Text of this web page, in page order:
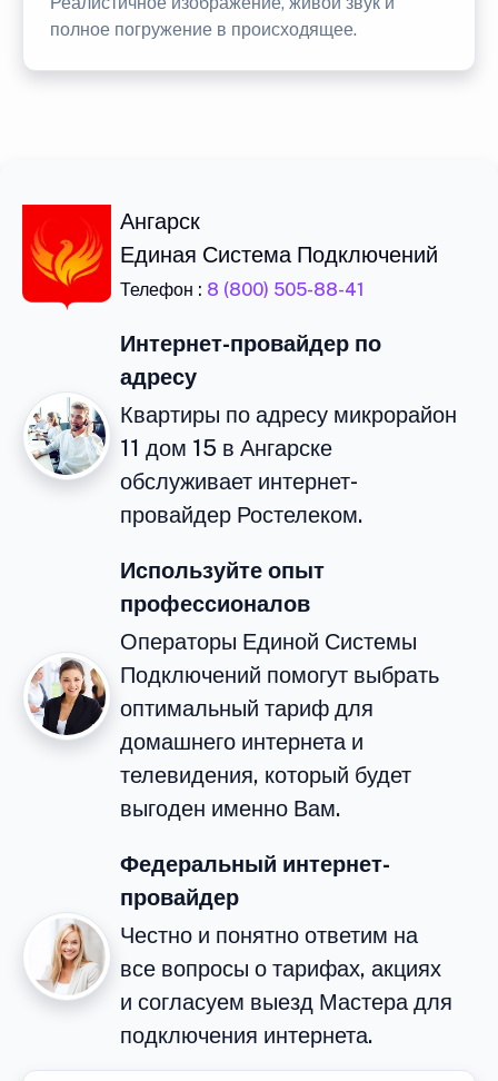
полное погружение в происходящее.
Ангарск
Единая Система Подключений
Телефон : 8 (800) 505-88-41
Интернет-провайдер по
адресу
Квартиры по адресу микрорайон
11 дом 15 в Ангарске
обслуживает интернет-
провайдер Ростелеком.
Используйте опыт
профессионалов
Операторы Единой Системы
Подключений помогут выбрать
оптимальный тариф для
домашнего интернета и
телевидения, который будет
выгоден именно Вам.
Федеральный интернет-
провайдер
Честно и понятно ответим на
все вопросы о тарифах, акциях
и согласуем выезд Мастера для
подключения интернета.